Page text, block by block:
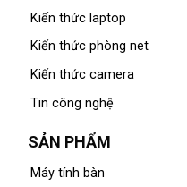
Kiến thức laptop
Kiến thức phòng net
Kiến thức camera
Tin công nghệ
SẢN PHẨM
Máy tính bàn